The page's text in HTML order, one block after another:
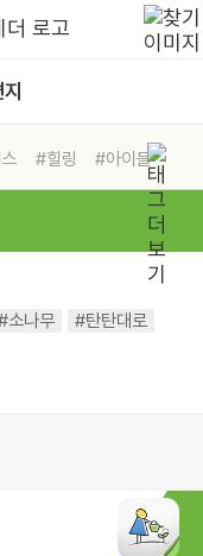
#힐링
#아이들
소나무
#탄탄대로